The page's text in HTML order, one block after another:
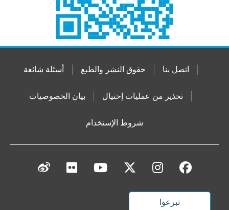
اتصل بنا حقوق النشر والطبع أسئلة شائعة
تحذير من عمليات إحتيال بيان الخصوصيات
شروط الإستخدام
تبرعوا